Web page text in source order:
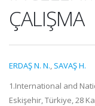
ÇALIŞMA
ERDAŞ N. N., SAVAŞ H.
1.International and
Eskişehir, Türkiye, 28